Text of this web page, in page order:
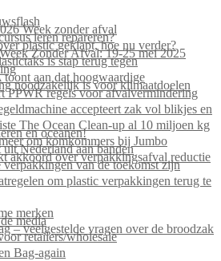
Week zonder afval
leren repareren?
plastic geklapt, hoe nu verder?
Zonder Afval: 19-25 mei 2025
is stap terug tegen
aan dat hoogwaardige
noodzakelijk is voor klimaatdoelen
PPWR regels voor afvalvermindering
accepteert zak vol blikjes en
The Ocean Clean-up al 10 miljoen kg
en oceanen!
om komkommers bij Jumbo
uit Nederland aan banden
akkoord over verpakkingsafval reductie
verpakkingen van de toekomst zijn
om plastic verpakkingen terug te
merken
media
– veelgestelde vragen over de broodzak
retailers/wholesale
Bag-again